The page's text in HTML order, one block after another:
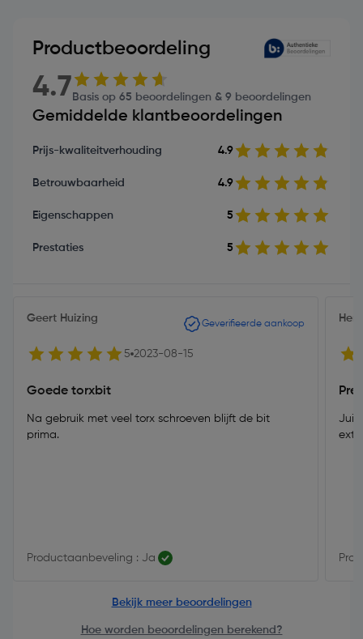
Productbeoordeling
4.7 Basis op 65 beoordelingen & 9 beoordelingen
Gemiddelde klantbeoordelingen
Prijs-kwaliteitverhouding 4.9
Betrouwbaarheid 4.9
Eigenschappen 5
Prestaties 5
Geert Huizing Geverifieerde aankoop
5 2023-08-15
Goede torxbit
Na gebruik met veel torx schroeven blijft de bit
prima.
Productaanbeveling : Ja
Bekijk meer beoordelingen
Hoe worden beoordelingen berekend?